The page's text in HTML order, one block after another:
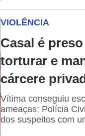
VIOLÊNCIA
Casal é
torturar e
cárcere
Vítima conseguiu
ameaças; Polícia
dos suspeitos com